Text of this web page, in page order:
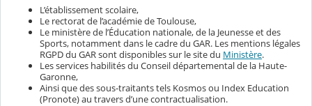
L’établissement scolaire,
Le rectorat de l’académie de Toulouse,
Le ministère de l’Éducation nationale, de la Jeunesse et des
Sports, notamment dans le cadre du GAR. Les mentions légales
RGPD du GAR sont disponibles sur le site du Ministère.
Les services habilités du Conseil départemental de la Haute-
Garonne,
Ainsi que des sous-traitants tels Kosmos ou Index Education
(Pronote) au travers d’une contractualisation.